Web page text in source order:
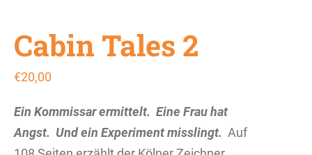
Cabin Tales 2
€20,00
Ein Kommissar ermittelt. Eine Frau hat
Angst. Und ein Experiment misslingt. Auf